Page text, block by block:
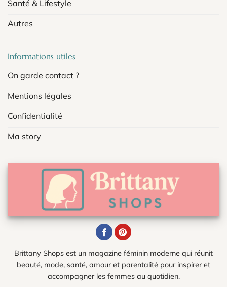
Santé & Lifestyle
Autres
Informations utiles
On garde contact ?
Mentions légales
Confidentialité
Ma story
Brittany Shops est un magazine féminin moderne qui réunit
beauté, mode, santé, amour et parentalité pour inspirer et
accompagner les femmes au quotidien.